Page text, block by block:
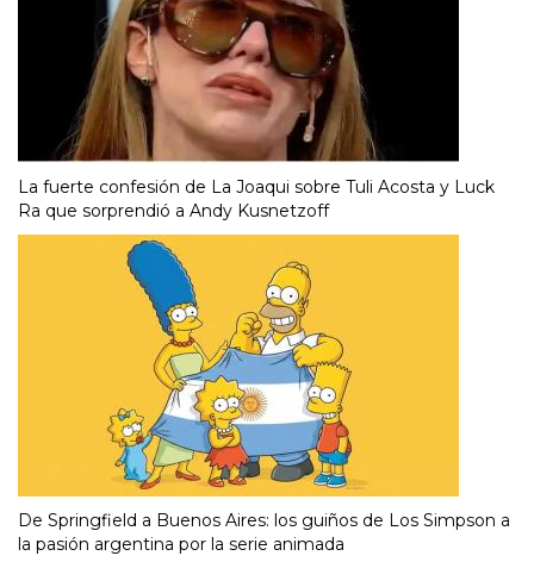
La fuerte confesión de La Joaqui sobre Tuli Acosta y Luck
Ra que sorprendió a Andy Kusnetzoff
De Springfield a Buenos Aires: los guiños de Los Simpson a
la pasión argentina por la serie animada